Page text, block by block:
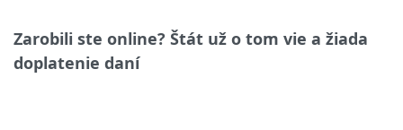
Zarobili ste online? Štát už o tom vie a žiada
doplatenie daní